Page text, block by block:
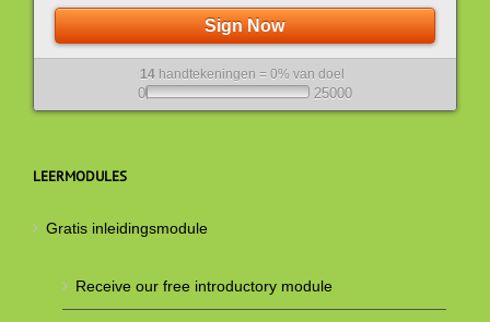
Sign Now
14 handtekeningen = 0% van doel
0 25000
LEERMODULES
Gratis inleidingsmodule
Receive our free introductory module